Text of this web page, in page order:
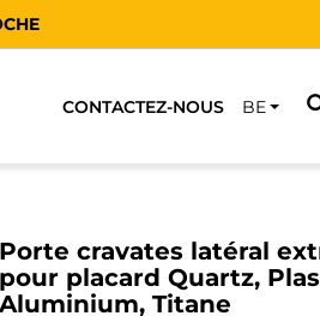
CONTACTEZ-NOUS BE
Porte cravates latéral
pour placard Quartz,
Aluminium, Titane